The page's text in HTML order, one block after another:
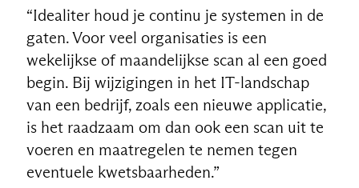
“Idealiter houd je continu je systemen in de
gaten. Voor veel organisaties is een
wekelijkse of maandelijkse scan al een goed
begin. Bij wijzigingen in het IT-landschap
van een bedrijf, zoals een nieuwe applicatie,
is het raadzaam om dan ook een scan uit te
voeren en maatregelen te nemen tegen
eventuele kwetsbaarheden.”